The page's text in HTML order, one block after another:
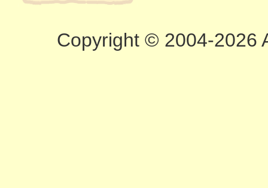
Copyright © 2004-2026